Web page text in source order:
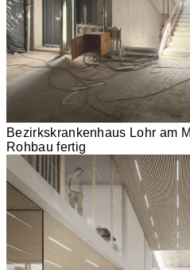
Bezirkskrankenhaus Lohr am
Rohbau fertig